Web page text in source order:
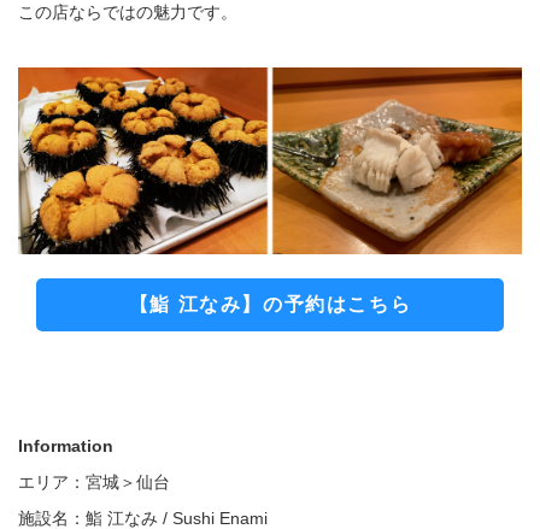
この店ならではの魅力です。
【鮨 江なみ】の予約はこちら
Information
エリア：宮城＞仙台
施設名：鮨 江なみ / Sushi Enami